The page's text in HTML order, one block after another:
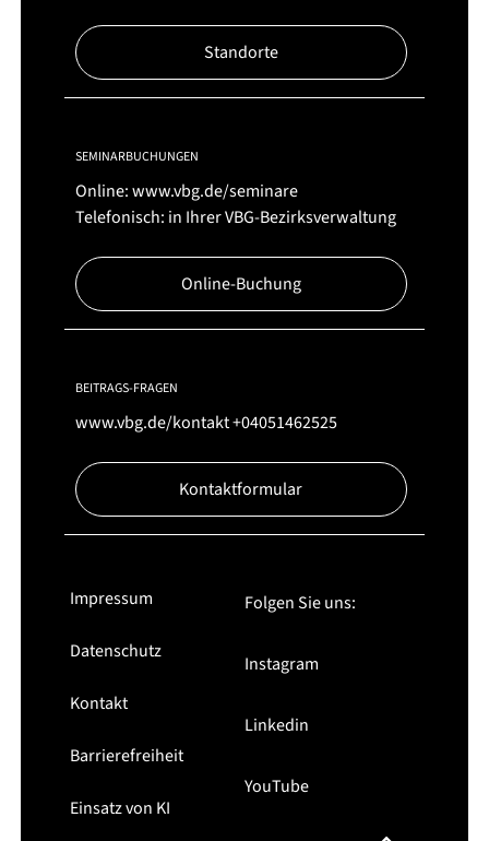
Standorte
SEMINARBUCHUNGEN
Online:www.vbg.de/seminare
Telefonisch: in Ihrer VBG-Bezirksverwaltung
Online-Buchung
BEITRAGS-FRAGEN
www.vbg.de/kontakt+04051462525
Kontaktformular
Impressum
Datenschutz
Kontakt
Barrierefreiheit
Einsatz von KI
Folgen Sie uns:
Instagram
Linkedin
YouTube